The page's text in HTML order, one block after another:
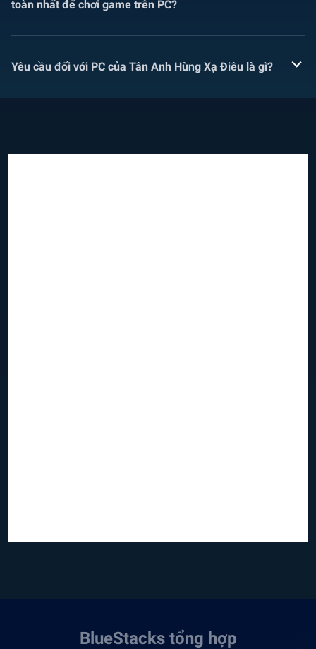
toàn nhất để chơi game trên PC?
Yêu cầu đối với PC của Tân Anh Hùng Xạ Điêu là gì?
BlueStacks tổng hợp